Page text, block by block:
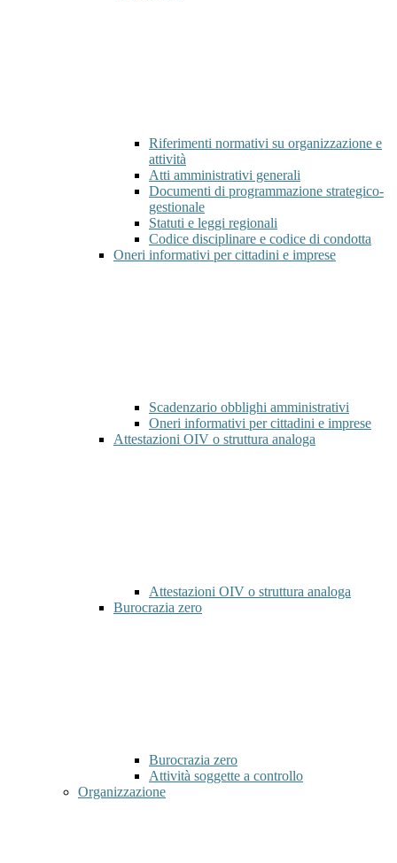
Riferimenti normativi su organizzazione e
attività
Atti amministrativi generali
Documenti di programmazione strategico-
gestionale
Statuti e leggi regionali
Codice disciplinare e codice di condotta
Oneri informativi per cittadini e imprese
Scadenzario obblighi amministrativi
Oneri informativi per cittadini e imprese
Attestazioni OIV o struttura analoga
Attestazioni OIV o struttura analoga
Burocrazia zero
Burocrazia zero
Attività soggette a controllo
Organizzazione